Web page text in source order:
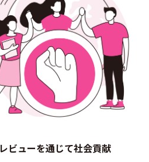
レビューを通じて社会貢献